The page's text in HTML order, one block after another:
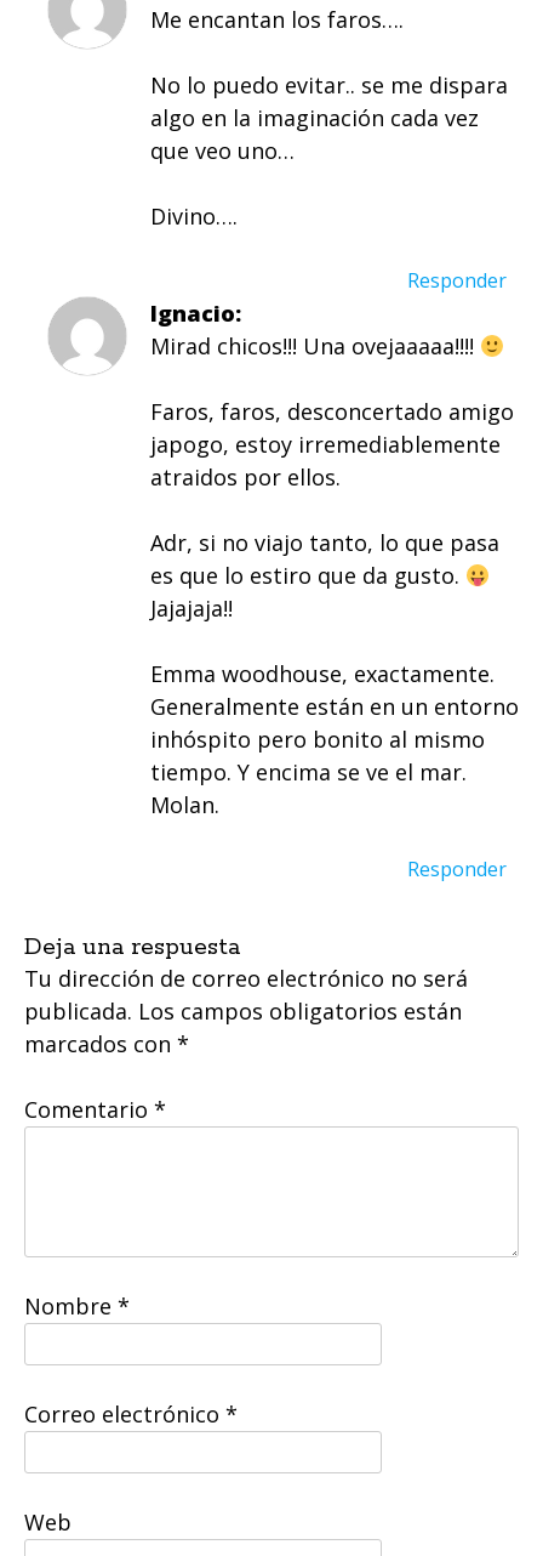
Me encantan los faros….
No lo puedo evitar.. se me dispara
algo en la imaginación cada vez
que veo uno…
Divino….
Responder
Ignacio
Mirad chicos!!! Una ovejaaaaa!!!!
Faros, faros, desconcertado amigo
japogo, estoy irremediablemente
atraidos por ellos.
Adr, si no viajo tanto, lo que pasa
es que lo estiro que da gusto.
Jajajaja!!
Emma woodhouse, exactamente.
Generalmente están en un entorno
inhóspito pero bonito al mismo
tiempo. Y encima se ve el mar.
Molan.
Responder
Deja una respuesta
Tu dirección de correo electrónico no será
publicada. Los campos obligatorios están
marcados con *
Comentario *
Nombre *
Correo electrónico *
Web